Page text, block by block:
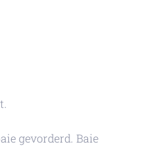
gevorderd. Baie